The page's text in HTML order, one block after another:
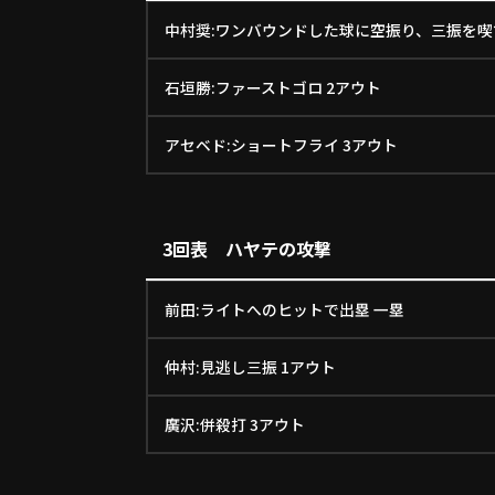
中村奨:ワンバウンドした球に空振り、三振を
石垣勝:ファーストゴロ 2アウト
アセベド:ショートフライ 3アウト
3回表 ハヤテの攻撃
前田:ライトへのヒットで出塁 一塁
仲村:見逃し三振 1アウト
廣沢:併殺打 3アウト